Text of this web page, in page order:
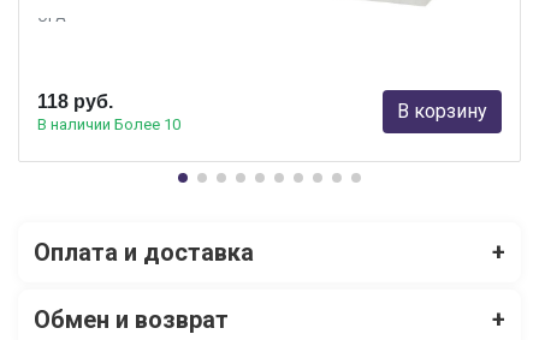
ЭРА
118 руб.
В наличии Более 10
В корзину
Оплата и доставка +
Обмен и возврат +